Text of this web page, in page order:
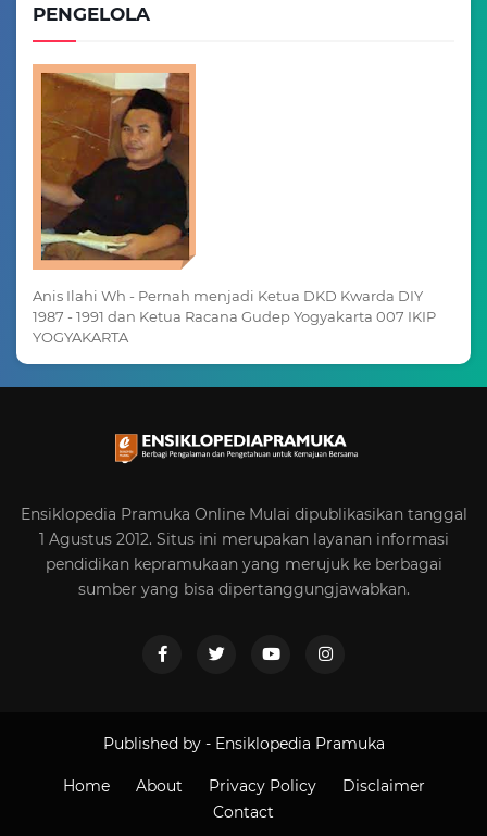
PENGELOLA
Anis Ilahi Wh - Pernah menjadi Ketua DKD Kwarda DIY
1987 - 1991 dan Ketua Racana Gudep Yogyakarta 007 IKIP
YOGYAKARTA
Ensiklopedia Pramuka Online Mulai dipublikasikan tanggal
1 Agustus 2012. Situs ini merupakan layanan informasi
pendidikan kepramukaan yang merujuk ke berbagai
sumber yang bisa dipertanggungjawabkan.
Published by - Ensiklopedia Pramuka
Home About Privacy Policy
Disclaimer
Contact